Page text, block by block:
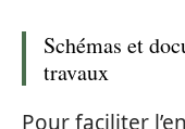
Schémas et
travaux
Pour faciliter